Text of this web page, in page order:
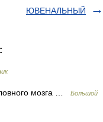
ЮВЕНАЛЬНЫЙ
мозга …
Большой